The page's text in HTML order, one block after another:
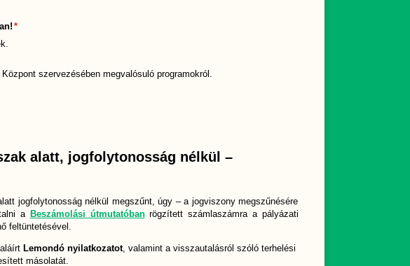
*
(megadása kötelező)
szervezésében megvalósuló programokról.
alatt, jogfolytonosság nélkül –
jogfolytonosság nélkül megszűnt, úgy – a jogviszony megszűnésére
a Beszámolási útmutatóbanrögzített számlaszámra a pályázati
feltüntetésével.
Lemondó nyilatkozatot, valamint a visszautalásról szóló terhelési
másolatát.